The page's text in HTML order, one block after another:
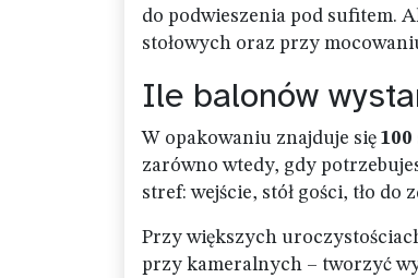
do podwieszenia pod sufitem.
stołowych oraz przy
Ile balonów
W opakowaniu znajduje się
zarówno wtedy, gdy
stref: wejście, stół gości, tło do
Przy większych
przy kameralnych – tworzyć